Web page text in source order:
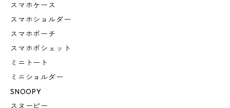
スマホケース
スマホショルダー
スマホポーチ
スマホポシェット
ミニトート
ミニショルダー
SNOOPY
スヌーピー